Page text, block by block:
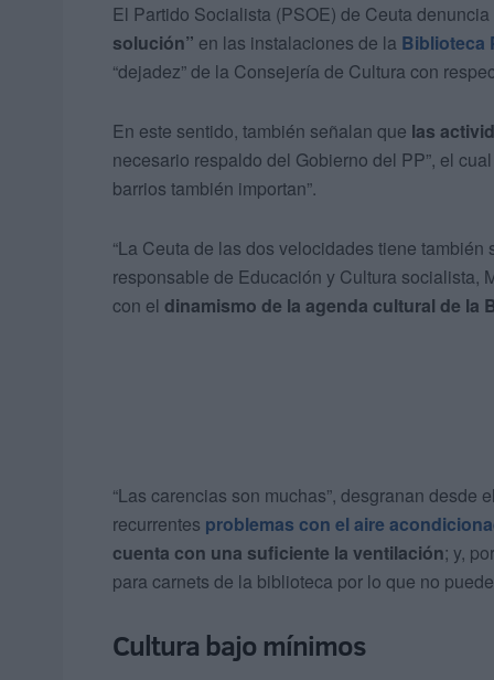
El Partido Socialista (PSOE) de Ceuta denuncia
solución” en las instalaciones de la Biblioteca
“dejadez” de la Consejería de Cultura con
En este sentido, también señalan que las
necesario respaldo del Gobierno del PP”, el
barrios también importan”.
“La Ceuta de las dos velocidades tiene
responsable de Educación y Cultura socialista,
con el dinamismo de la agenda cultural de la
“Las carencias son muchas”, desgranan desde
recurrentes problemas con el aire
cuenta con una suficiente la ventilación; y,
para carnets de la biblioteca por lo que no
Cultura bajo mínimos